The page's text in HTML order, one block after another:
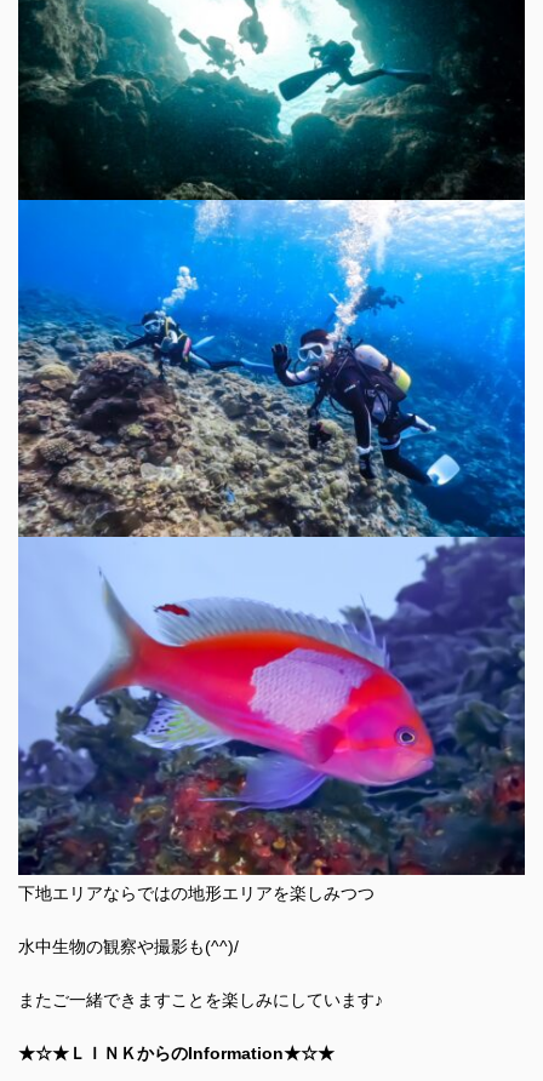
下地エリアならではの地形エリアを楽しみつつ
水中生物の観察や撮影も(^^)/
またご一緒できますことを楽しみにしています♪
★☆★ＬＩＮＫからのInformation★☆★